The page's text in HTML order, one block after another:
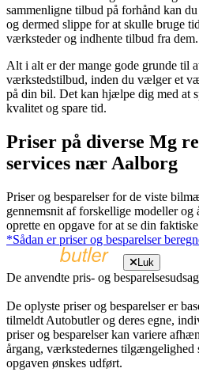
sammenligne tilbud på forhånd kan
og dermed slippe for at skulle bruge
værksteder og indhente tilbud fra dem.
Alt i alt er der mange gode grunde til
værkstedstilbud, inden du vælger et
på din bil. Det kan hjælpe dig med at
kvalitet og spare tid.
Priser på diverse Mg
services nær Aalborg
Priser og besparelser for de viste
gennemsnit af forskellige modeller og
oprette en opgave for at se din
*Sådan er priser og besparelser
Luk
De anvendte pris- og
De oplyste priser og besparelser er
tilmeldt Autobutler og deres egne,
priser og besparelser kan variere
årgang, værkstedernes tilgængelighed
opgaven ønskes udført.